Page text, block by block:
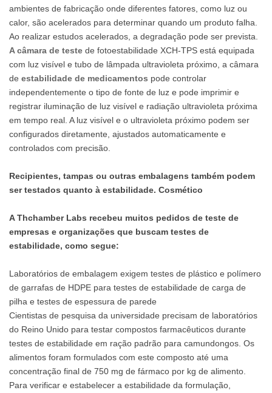
ambientes de fabricação onde diferentes fatores, como luz ou
calor, são acelerados para determinar quando um produto falha.
Ao realizar estudos acelerados, a degradação pode ser prevista.
A câmara de teste de fotoestabilidade XCH-TPS está equipada
com luz visível e tubo de lâmpada ultravioleta próximo, a câmara
de estabilidade de medicamentos pode controlar
independentemente o tipo de fonte de luz e pode imprimir e
registrar iluminação de luz visível e radiação ultravioleta próxima
em tempo real. A luz visível e o ultravioleta próximo podem ser
configurados diretamente, ajustados automaticamente e
controlados com precisão.
Recipientes, tampas ou outras embalagens também podem
ser testados quanto à estabilidade. Cosmético
A Thchamber Labs recebeu muitos pedidos de teste de
empresas e organizações que buscam testes de
estabilidade, como segue:
Laboratórios de embalagem exigem testes de plástico e polímero
de garrafas de HDPE para testes de estabilidade de carga de
pilha e testes de espessura de parede
Cientistas de pesquisa da universidade precisam de laboratórios
do Reino Unido para testar compostos farmacêuticos durante
testes de estabilidade em ração padrão para camundongos. Os
alimentos foram formulados com este composto até uma
concentração final de 750 mg de fármaco por kg de alimento.
Para verificar e estabelecer a estabilidade da formulação,